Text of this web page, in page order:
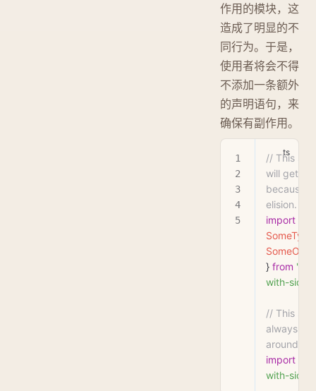
作用的模块，这
造成了明显的不
同行为。于是，
使用者将会不得
不添加一条额外
的声明语句，来
确保有副作用。
// This
will get
because
elision.
import
} from './
with-side-
// This
always
around.
import
with-side-